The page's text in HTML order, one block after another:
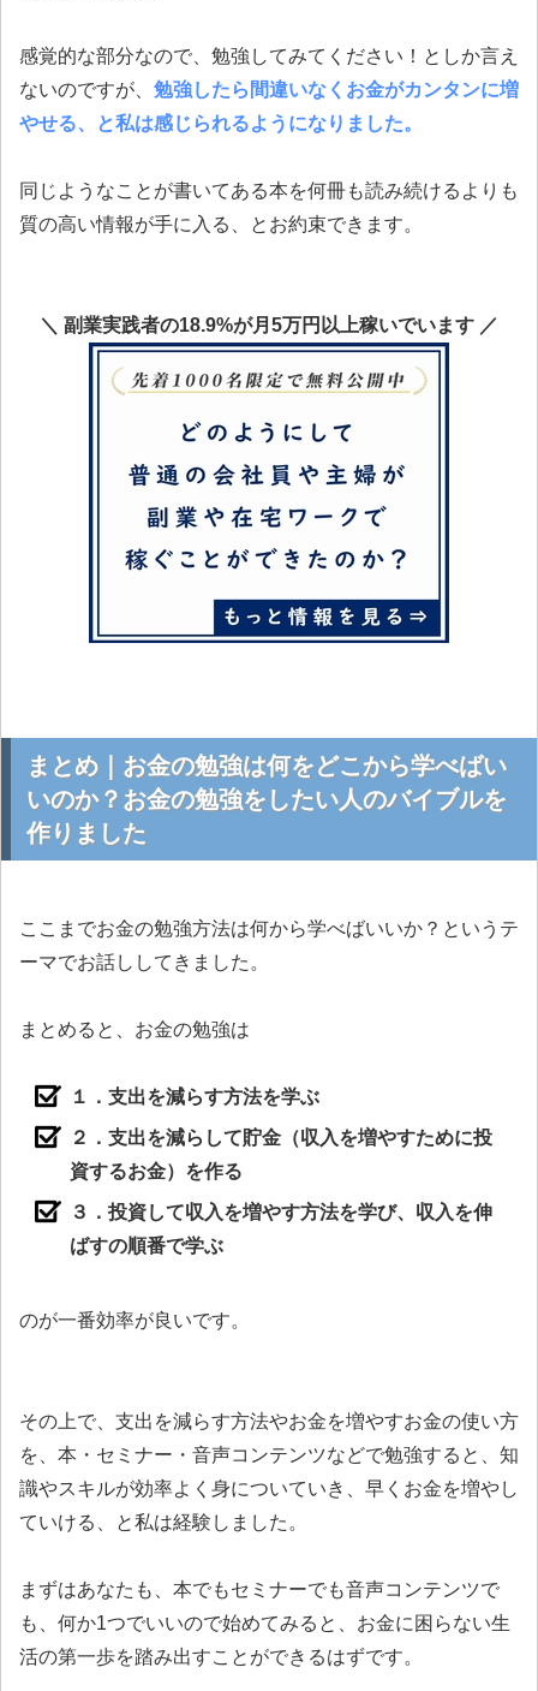
感覚的な部分なので、勉強してみてください！としか言え
ないのですが、 勉強したら間違いなくお金がカンタンに増
やせる、と私は感じられるようになりました。
同じようなことが書いてある本を何冊も読み続けるよりも
質の高い情報が手に入る、とお約束できます。
＼ 副業実践者の18.9%が月5万円以上稼いでいます ／
まとめ｜お金の勉強は何をどこから学べばい
いのか？お金の勉強をしたい人のバイブルを
作りました
ここまでお金の勉強方法は何から学べばいいか？というテ
ーマでお話ししてきました。
まとめると、お金の勉強は
１．支出を減らす方法を学ぶ
２．支出を減らして貯金（収入を増やすために投
資するお金）を作る
３．投資して収入を増やす方法を学び、収入を伸
ばすの順番で学ぶ
のが一番効率が良いです。
その上で、支出を減らす方法やお金を増やすお金の使い方
を、本・セミナー・音声コンテンツなどで勉強すると、知
識やスキルが効率よく身についていき、早くお金を増やし
ていける、と私は経験しました。
まずはあなたも、本でもセミナーでも音声コンテンツで
も、何か1つでいいので始めてみると、お金に困らない生
活の第一歩を踏み出すことができるはずです。